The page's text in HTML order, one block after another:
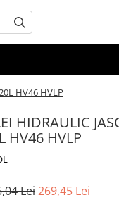
HV46 HVLP
HIDRAULIC
HV46 HVLP
Lei269,45 Lei